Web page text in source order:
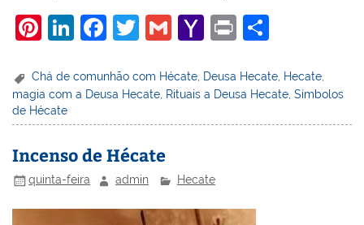
Pi
er
e
st
Li
k
e
dI
n
F
c
e
b
o
o
k
T
itt
er
G
ai
l
Y
h
o
o
ai
l
Pr
t
ar
e
Chá de comunhão com Hécate, Deusa Hecate, Hecate,
magia com a Deusa Hecate Rituais a Deusa Hecate ,Símbolos
de Hécate
Incenso de Hécate
quinta-feira admin Hecate